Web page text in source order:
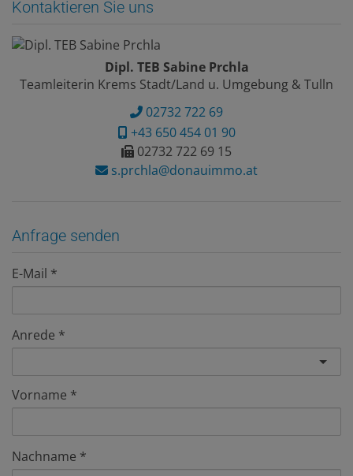
Kontaktieren Sie uns
Dipl. TEB Sabine Prchla
Teamleiterin Krems Stadt/Land u. Umgebung & Tulln
02732 722 69
+43 650 454 01 90
02732 722 69 15
s.prchla@donauimmo.at
Anfrage senden
E-Mail
Anrede
Vorname
Nachname